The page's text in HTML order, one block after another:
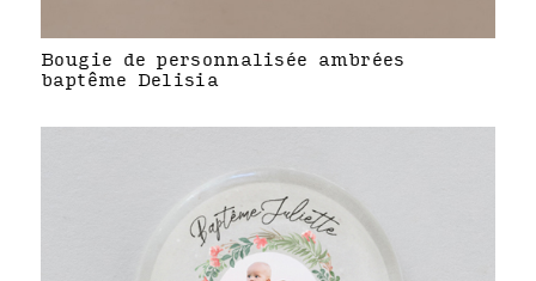
Bougie de personnalisée ambrées
baptême Delisia